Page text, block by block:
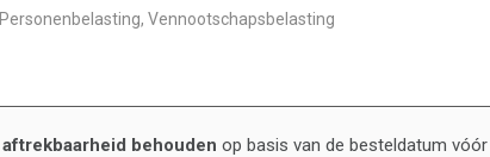
Personenbelasting, Vennootschapsbelasting
behouden op basis van de besteldatum